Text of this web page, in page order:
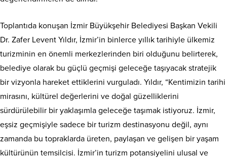
Toplantıda konuşan İzmir Büyükşehir Belediyesi Başkan Vekili
Dr. Zafer Levent Yıldır, İzmir’in binlerce yıllık tarihiyle ülkemiz
turizminin en önemli merkezlerinden biri olduğunu belirterek,
belediye olarak bu güçlü geçmişi geleceğe taşıyacak stratejik
bir vizyonla hareket ettiklerini vurguladı. Yıldır, “Kentimizin tarihi
mirasını, kültürel değerlerini ve doğal güzelliklerini
sürdürülebilir bir yaklaşımla geleceğe taşımak istiyoruz. İzmir,
eşsiz geçmişiyle sadece bir turizm destinasyonu değil, aynı
zamanda bu topraklarda üreten, paylaşan ve gelişen bir yaşam
kültürünün temsilcisi. İzmir’in turizm potansiyelini ulusal ve